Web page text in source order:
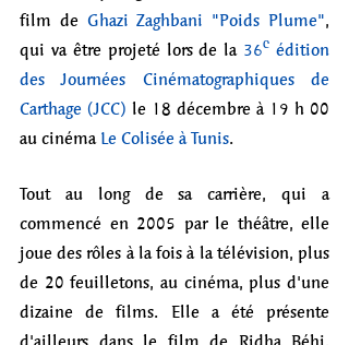
film de Ghazi Zaghbani "Poids Plume",
qui va être projeté lors de la 36ᵉ édition
des Journées Cinématographiques de
Carthage (JCC) le 18 décembre à 19 h 00
au cinéma Le Colisée à Tunis.
Tout au long de sa carrière, qui a
commencé en 2005 par le théâtre, elle
joue des rôles à la fois à la télévision, plus
de 20 feuilletons, au cinéma, plus d'une
dizaine de films. Elle a été présente